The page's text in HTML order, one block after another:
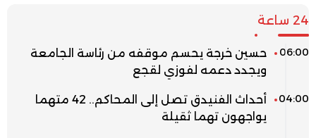
24 ساعة
06:00
حسين خرجة يحسم موقفه من رئاسة الجامعة
ويجدد دعمه لفوزي لقجع
04:00
أحداث الفنيدق تصل إلى المحاكم.. 42 متهما
يواجهون تهما ثقيلة